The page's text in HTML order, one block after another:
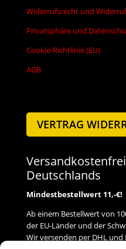
Widerrufsrecht und
Privatsphäre und
Cookie-Richtlinie (EU)
AGB
VERTRAG
Deutschlands
Mindestbestellwert 11,-€!
Ab einem Bestellwert von
der EU-Länder und der
Wir versenden per DHL und